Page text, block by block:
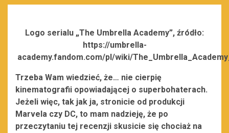
Logo serialu „The Umbrella Academy”, źródło:
https://umbrella-
academy.fandom.com/pl/wiki/
Trzeba Wam wiedzieć, że… nie cierpię
kinematografii opowiadającej o superbohaterach.
Jeżeli więc, tak jak ja, stronicie od produkcji
Marvela czy DC, to mam nadzieję, że po
przeczytaniu tej recenzji skusicie się chociaż na